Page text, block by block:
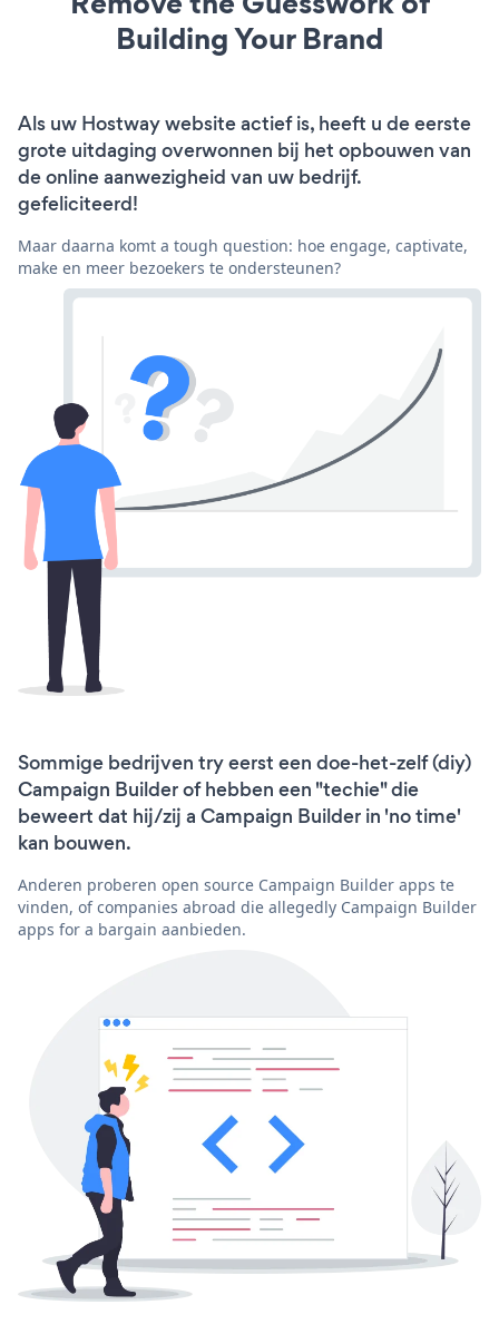
Building Your Brand
Als uw Hostway website actief is, heeft u de eerste
grote uitdaging overwonnen bij het opbouwen van
de online aanwezigheid van uw bedrijf.
gefeliciteerd!
Maar daarna komt a tough question: hoe engage, captivate,
make en meer bezoekers te ondersteunen?
Sommige bedrijven try eerst een doe-het-zelf (diy)
Campaign Builder of hebben een "techie" die
beweert dat hij/zij a Campaign Builder in 'no time'
kan bouwen.
Anderen proberen open source Campaign Builder apps te
vinden, of companies abroad die allegedly Campaign Builder
apps for a bargain aanbieden.